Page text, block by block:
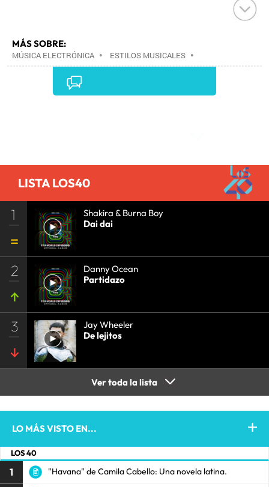
MÁS SOBRE:
MÚSICA ELECTRÓNICA • ESTILOS MUSICALES •
•
LISTA LOS40
1
Shakira & Burna Boy
Dai dai
2
Danny Ocean
Partidazo
3
Jay Wheeler
De lejitos
Ver toda la lista
LO MÁS VISTO EN...
LOS 40
1 "Havana" de Camila Cabello: Una novela latina.